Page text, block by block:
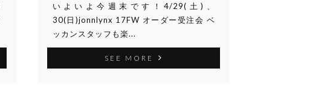
いよいよ今週末です！4/29(土)、
30(日)jonnlynx 17FW オーダー受注会 ベ
ッカンスタッフも楽...
SEE MORE